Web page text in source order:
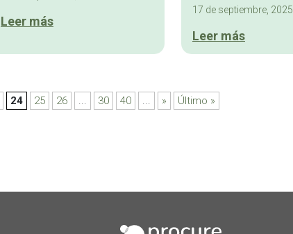
Leer más
17 de septiembre, 2025
Leer más
24 25 26 30 40 » Último »